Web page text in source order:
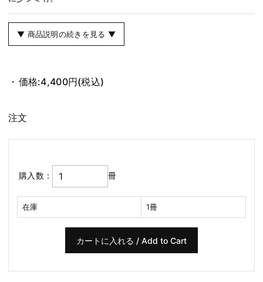
▼ 商品説明の続きを見る ▼
価格:4,400円(税込)
注文
購入数： 冊
在庫 1冊